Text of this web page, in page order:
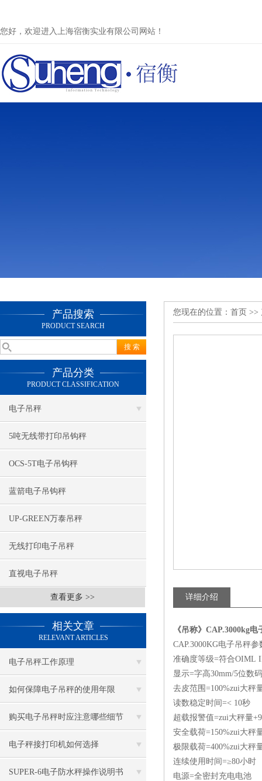
您好，欢迎进入上海宿衡实业有限公司网站！
产品搜索
PRODUCT SEARCH
产品分类
PRODUCT CLASSIFICATION
电子吊秤
5吨无线带打印吊钩秤
OCS-5T电子吊钩秤
蓝箭电子吊钩秤
UP-GREEN万泰吊秤
无线打印电子吊秤
直视电子吊秤
查看更多 >>
相关文章
RELEVANT ARTICLES
电子吊秤工作原理
如何保障电子吊秤的使用年限
购买电子吊秤时应注意哪些细节
电子秤接打印机如何选择
SUPER-6电子防水秤操作说明书
您现在的位置： 首页 >>
详细介绍
《吊称》CAP.3000kg
CAP.3000KG电子吊秤参
准确度等级=符合OIML
显示=字高30mm/5位数
去皮范围=100%zui大秤
读数稳定时间=< 10秒
超载报警值=zui大秤量
安全载荷=150%zui大秤
极限载荷=400%zui大秤
连续使用时间=≥80小时
电源=全密封充电电池